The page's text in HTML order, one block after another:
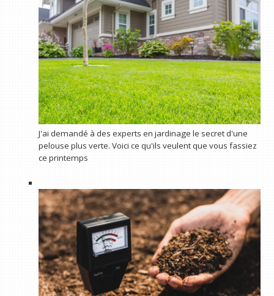
J'ai demandé à des experts en jardinage le secret d'une
pelouse plus verte. Voici ce qu'ils veulent que vous fassiez
ce printemps